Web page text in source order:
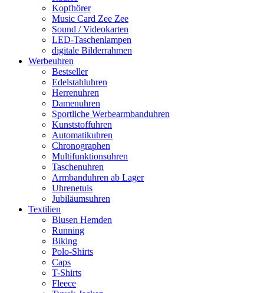
Kopfhörer
Music Card Zee Zee
Sound / Videokarten
LED-Taschenlampen
digitale Bilderrahmen
Werbeuhren
Bestseller
Edelstahluhren
Herrenuhren
Damenuhren
Sportliche Werbearmbanduhren
Kunststoffuhren
Automatikuhren
Chronographen
Multifunktionsuhren
Taschenuhren
Armbanduhren ab Lager
Uhrenetuis
Jubiläumsuhren
Textilien
Blusen Hemden
Running
Biking
Polo-Shirts
Caps
T-Shirts
Fleece